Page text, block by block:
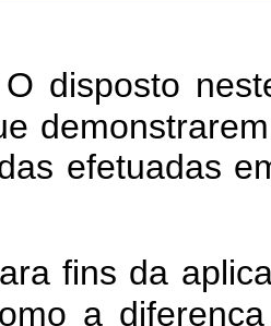
disposto
efetuadas
fins da
a